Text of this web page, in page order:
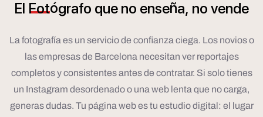
El Fotógrafo que no enseña, no vende
La fotografía es un servicio de confianza ciega. Los novios o
las empresas de Barcelona necesitan ver reportajes
completos y consistentes antes de contratar. Si solo tienes
un Instagram desordenado o una web lenta que no carga,
generas dudas. Tu página web es tu estudio digital: el lugar